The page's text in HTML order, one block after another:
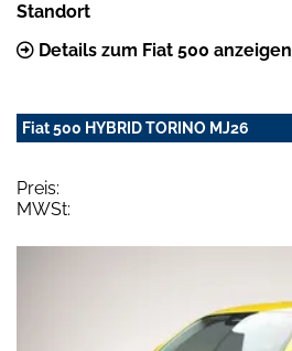
Standort
Details zum Fiat 500 anzeigen
Fiat 500 HYBRID TORINO MJ26
Preis:
MWSt: